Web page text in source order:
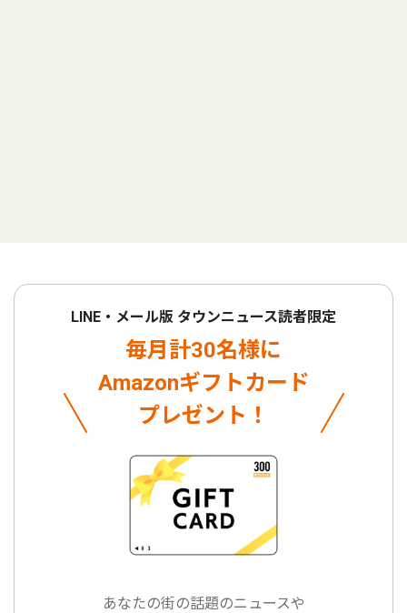
LINE・メール版 タウンニュース読者限定
毎月計30名様に
Amazonギフトカード
プレゼント！
あなたの街の話題のニュースや